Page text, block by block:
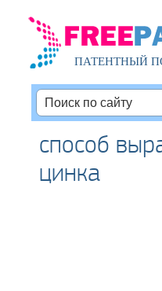
ПАТЕНТНЫЙ
способ
цинка